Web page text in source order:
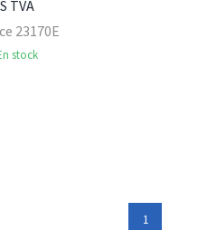
TVA
23170E
stock
1